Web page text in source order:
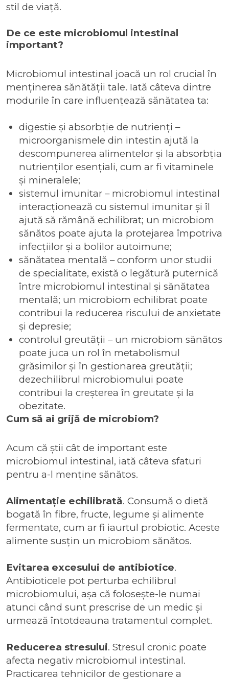
stil de viață.
De ce este microbiomul intestinal
important?
Microbiomul intestinal joacă un rol crucial în
menținerea sănătății tale. Iată câteva dintre
modurile în care influențează sănătatea ta:
digestie și absorbție de nutrienți –
microorganismele din intestin ajută la
descompunerea alimentelor și la absorbția
nutrienților esențiali, cum ar fi vitaminele
și mineralele;
sistemul imunitar – microbiomul intestinal
interacționează cu sistemul imunitar și îl
ajută să rămână echilibrat; un microbiom
sănătos poate ajuta la protejarea împotriva
infecțiilor și a bolilor autoimune;
sănătatea mentală – conform unor studii
de specialitate, există o legătură puternică
între microbiomul intestinal și sănătatea
mentală; un microbiom echilibrat poate
contribui la reducerea riscului de anxietate
și depresie;
controlul greutății – un microbiom sănătos
poate juca un rol în metabolismul
grăsimilor și în gestionarea greutății;
dezechilibrul microbiomului poate
contribui la creșterea în greutate și la
obezitate.
Cum să ai grijă de microbiom?
Acum că știi cât de important este
microbiomul intestinal, iată câteva sfaturi
pentru a-l menține sănătos.
Alimentație echilibrată. Consumă o dietă
bogată în fibre, fructe, legume și alimente
fermentate, cum ar fi iaurtul probiotic. Aceste
alimente susțin un microbiom sănătos.
Evitarea excesului de antibiotice.
Antibioticele pot perturba echilibrul
microbiomului, așa că folosește-le numai
atunci când sunt prescrise de un medic și
urmează întotdeauna tratamentul complet.
Reducerea stresului. Stresul cronic poate
afecta negativ microbiomul intestinal.
Practicarea tehnicilor de gestionare a